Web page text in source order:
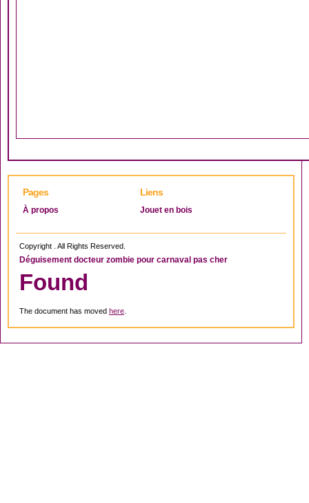
Pages
À propos
Liens
Jouet en bois
Copyright . All Rights Reserved.
Déguisement docteur zombie pour carnaval pas cher
Found
The document has moved here